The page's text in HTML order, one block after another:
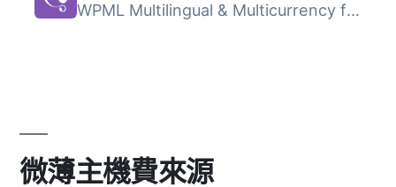
WPML Multilingual & Multicurrency for WooCommerce 是...
微薄主機費來源